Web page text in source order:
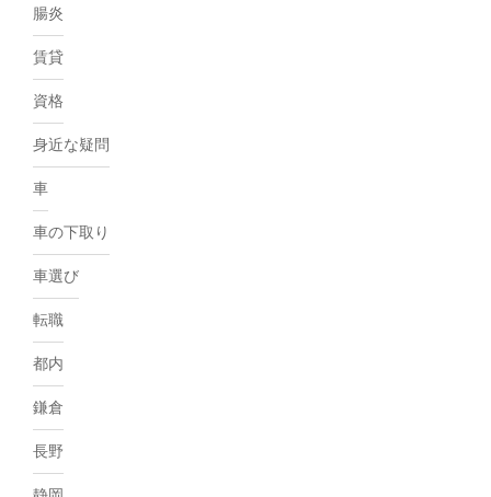
腸炎
賃貸
資格
身近な疑問
車
車の下取り
車選び
転職
都内
鎌倉
長野